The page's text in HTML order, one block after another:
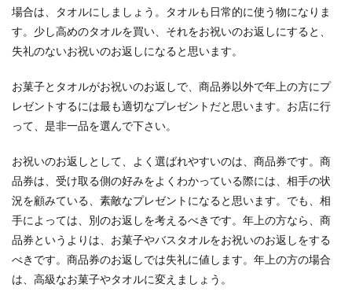
場合は、タオルにしましょう。タオルも日常的に使う物になりま
す。少し高めのタオルを買い、それをお祝いのお返しにすると、
失礼のないお祝いのお返しになると思います。
お菓子とタオルがお祝いのお返しで、商品券以外で年上の方にプ
レゼントするには最も適切なプレゼントだと思います。お店に行
って、是非一品を選んで下さい。
お祝いのお返しとして、よく選ばれやすいのは、商品券です。商
品券は、受け取る側の好みをよくわかっている際には、相手の状
況を顧みている、素敵なプレゼントになると思います。でも、相
手によっては、別のお返しを考えるべきです。年上の方なら、商
品券というよりは、お菓子やバスタオルをお祝いのお返しをする
べきです。商品券のお返しでは失礼に値します。年上の方の場合
は、高級なお菓子やタオルに変えましょう。